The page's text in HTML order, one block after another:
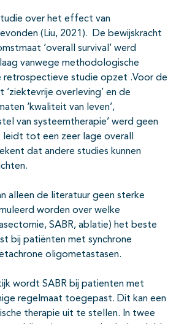
over het effect van
(Liu, 2021). De bewijskracht
‘overall survival’ werd
vanwege methodologische
retrospectieve studie opzet .Voor de
‘ziektevrije overleving’ en de
‘kwaliteit van leven’,
van systeemtherapie’ werd geen
tot een zeer lage overall
dat andere studies kunnen
alleen de literatuur geen sterke
worden over welke
SABR, ablatie) het beste
bij patiënten met synchrone
oligometastasen.
wordt SABR bij patienten met
regelmaat toegepast. Dit kan een
therapie uit te stellen. In twee